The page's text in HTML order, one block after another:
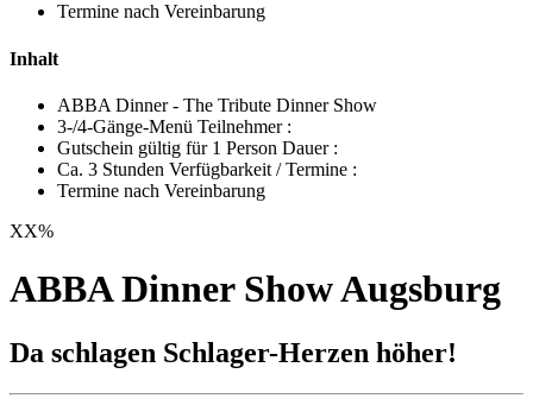
Termine nach Vereinbarung
Inhalt
ABBA Dinner - The Tribute Dinner Show
3-/4-Gänge-Menü Teilnehmer :
Gutschein gültig für 1 Person Dauer :
Ca. 3 Stunden Verfügbarkeit / Termine :
Termine nach Vereinbarung
XX%
ABBA Dinner Show Augsburg
Da schlagen Schlager-Herzen höher!